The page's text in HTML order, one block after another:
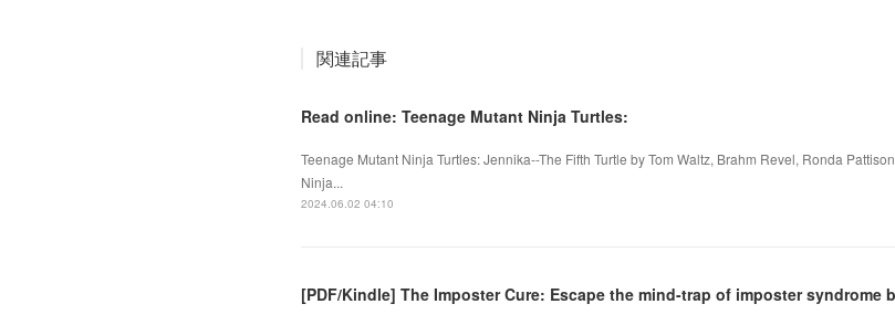
関連記事
Read online: Teenage Mutant Ninja Turtles:
Teenage Mutant Ninja Turtles: Jennika--The Fifth Turtle by Tom Waltz, Brahm Revel, Ronda
Ninja...
2024.06.02 04:10
[PDF/Kindle] The Imposter Cure: Escape the mind-trap of imposter syndrome